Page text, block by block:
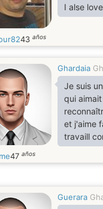
I alse
43 años
Ghardaia
Je suis
qui
et j'aime
travaill
belle
47 años
Guerara